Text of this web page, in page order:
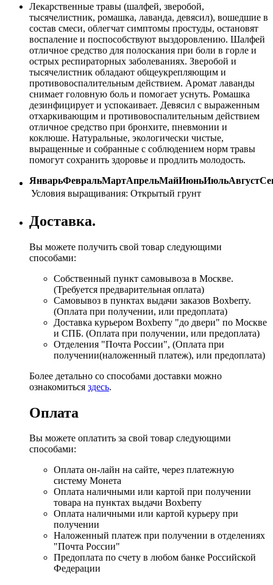
Лекарственные травы (шалфей, зверобой,
тысячелистник, ромашка, лаванда, девясил), вошедшие в
состав смеси, облегчат симптомы простуды, остановят
воспаление и поспособствуют выздоровлению. Шалфей
отличное средство для полоскания при боли в горле и
острых респираторных заболеваниях. Зверобой и
тысячелистник обладают общеукрепляющим и
противовоспалительным действием. Аромат лаванды
снимает головную боль и помогает уснуть. Ромашка
дезинфицирует и успокаивает. Девясил с выраженным
отхаркивающим и противовоспалительным действием
отличное средство при бронхите, пневмонии и
коклюше. Натуральные, экологически чистые,
выращенные и собранные с соблюдением норм травы
помогут сохранить здоровье и продлить молодость.
ЯнварьФевральМартАпрельМайИюньИюльАвгуст
Условия выращивания: Открытый грунт
Доставка.
Вы можете получить свой товар следующими
способами:
Собственный пункт самовывоза в Москве.
(Требуется предварительная оплата)
Самовывоз в пунктах выдачи заказов Boxberry.
(Оплата при получении, или предоплата)
Доставка курьером Boxberry "до двери" по Москве
и СПБ. (Оплата при получении, или предоплата)
Отделения "Почта России", (Оплата при
получении(наложенный платеж), или предоплата)
Более детально со способами доставки можно
ознакомиться здесь.
Оплата
Вы можете оплатить за свой товар следующими
способами:
Оплата он-лайн на сайте, через платежную
систему Монета
Оплата наличными или картой при получении
товара на пунктах выдачи Boxberry
Оплата наличными или картой курьеру при
получении
Наложенный платеж при получении в отделениях
"Почта России"
Предоплата по счету в любом банке Российской
Федерации